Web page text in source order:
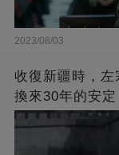
2023/08/03
收復新疆時，左
換來30年的安定